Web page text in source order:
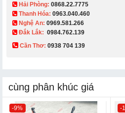
Hải Phòng: 0868.22.7775
Thanh Hóa: 0963.040.460
Nghệ An: 0969.581.266
Đắk Lắk: 0984.762.139
Cần Thơ: 0938 704 139​
cùng phân khúc giá
-9% -